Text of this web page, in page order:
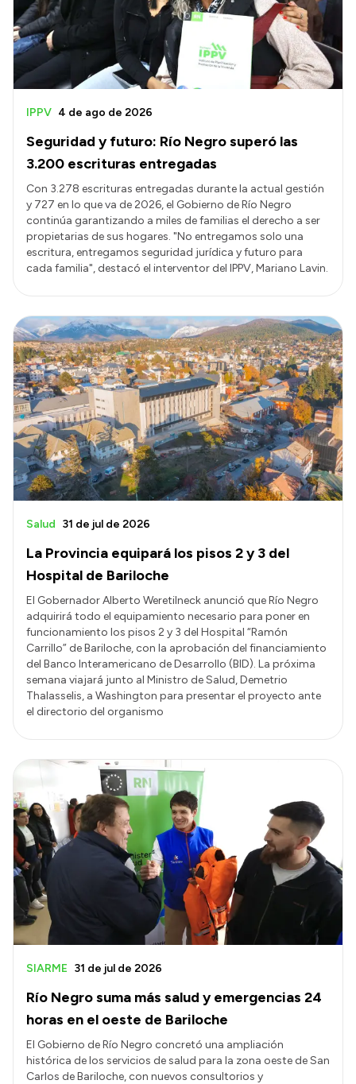
Seguridad y futuro: Río Negro superó las
3.200 escrituras entregadas
IPPV 4 de ago de 2026
Con 3.278 escrituras entregadas durante la actual gestión
y 727 en lo que va de 2026, el Gobierno de Río Negro
continúa garantizando a miles de familias el derecho a ser
propietarias de sus hogares. "No entregamos solo una
escritura, entregamos seguridad jurídica y futuro para
cada familia", destacó el interventor del IPPV, Mariano Lavin.
La Provincia equipará los pisos 2 y 3 del
Hospital de Bariloche
Salud 31 de jul de 2026
El Gobernador Alberto Weretilneck anunció que Río Negro
adquirirá todo el equipamiento necesario para poner en
funcionamiento los pisos 2 y 3 del Hospital “Ramón
Carrillo” de Bariloche, con la aprobación del financiamiento
del Banco Interamericano de Desarrollo (BID). La próxima
semana viajará junto al Ministro de Salud, Demetrio
Thalasselis, a Washington para presentar el proyecto ante
el directorio del organismo
Río Negro suma más salud y emergencias 24
horas en el oeste de Bariloche
SIARME 31 de jul de 2026
El Gobierno de Río Negro concretó una ampliación
histórica de los servicios de salud para la zona oeste de San
Carlos de Bariloche, con nuevos consultorios y